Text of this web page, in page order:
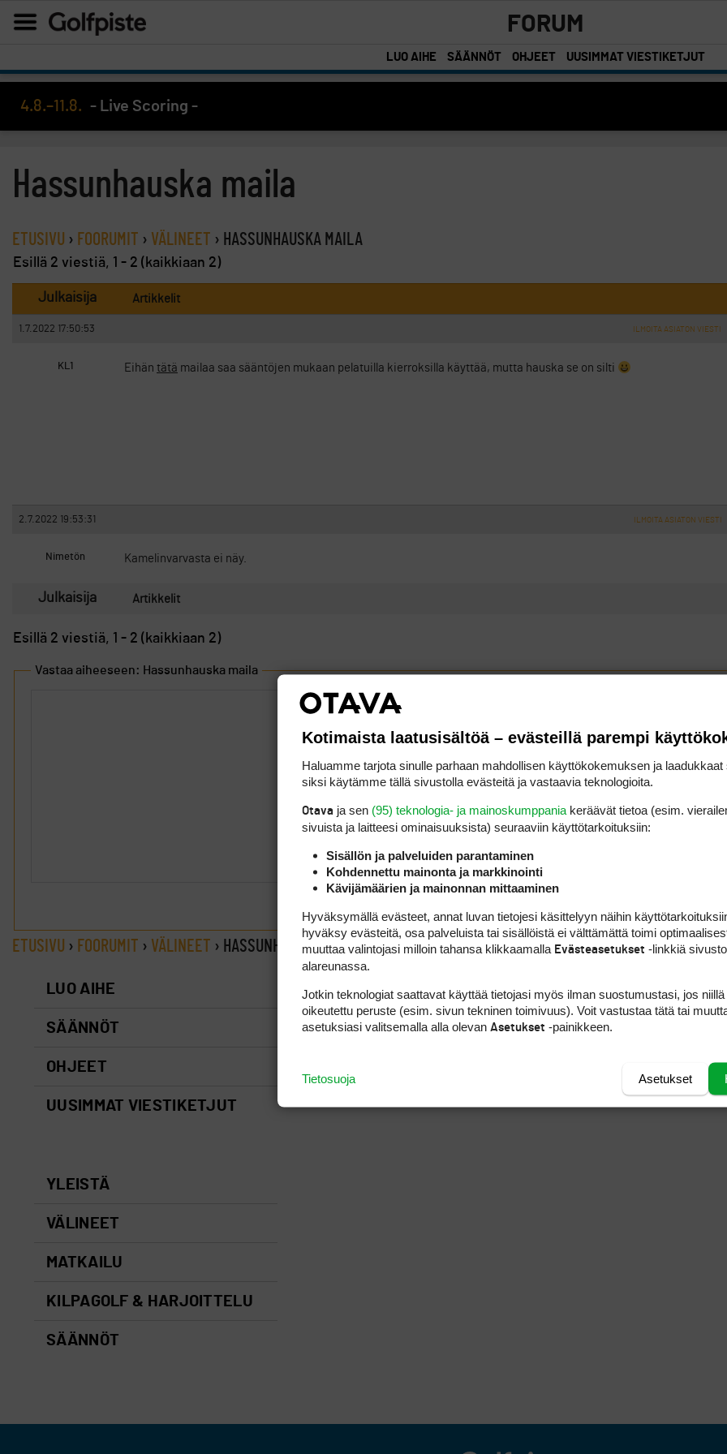
FORUM
LUO AIHE SÄÄNNÖT OHJEET UUSIMMAT VIESTIKETJUT
4.8.–11.8. - Live Scoring -
Hassunhauska maila
ETUSIVU › FOORUMIT › VÄLINEET › HASSUNHAUSKA MAILA
Esillä 2 viestiä, 1 - 2 (kaikkiaan 2)
Julkaisija Artikkelit
1.7.2022 17:50:53 ILMOITA ASIATON VIESTI
KL1 Eihän tätä mailaa saa sääntöjen mukaan pelatuilla kierroksilla käyttää, mutta hauska se on silti
2.7.2022 19:53:31 ILMOITA ASIATON VIESTI
Nimetön Kamelinvarvasta ei näy.
Julkaisija Artikkelit
Esillä 2 viestiä, 1 - 2 (kaikkiaan 2)
Vastaa aiheeseen: Hassunhauska maila
ETUSIVU › FOORUMIT › VÄLINEET › HASSUNHAUSKA MAILA
LUO AIHE
SÄÄNNÖT
OHJEET
UUSIMMAT VIESTIKETJUT
YLEISTÄ
VÄLINEET
MATKAILU
KILPAGOLF & HARJOITTELU
SÄÄNNÖT
Kotimaista laatusisältöä – evästeillä parempi
Haluamme tarjota sinulle parhaan mahdollisen käyttökokemuksen ja laadukkaat
siksi käytämme tällä sivustolla evästeitä ja vastaavia teknologioita.
Otava ja sen (95) teknologia- ja mainoskumppania keräävät tietoa (esim.
sivuista ja laitteesi ominaisuuk­sista) seuraaviin käyttötarkoituksiin:
Sisällön ja palveluiden parantaminen
Kohdennettu mainonta ja markkinointi
Kävijämäärien ja mainonnan mittaaminen
Hyväksymällä evästeet, annat luvan tietojesi käsittelyyn näihin
hyväksy evästeitä, osa palveluista tai sisällöistä ei välttämättä toimi
muuttaa valintojasi milloin tahansa klikkaamalla Evästeasetukset -linkkiä
alareunassa.
Jotkin teknologiat saattavat käyttää tietojasi myös ilman suostumustasi, jos
oikeutettu peruste (esim. sivun tekninen toimivuus). Voit vastustaa tätä tai
asetuksiasi valitsemalla alla olevan Asetukset -painikkeen.
Asetukset
Tietosuoja